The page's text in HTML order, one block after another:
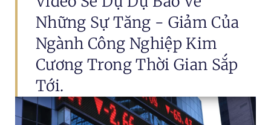
Những Sự Tăng - Giảm Của
Ngành Công Nghiệp Kim
Cương Trong Thời Gian Sắp
Tới.